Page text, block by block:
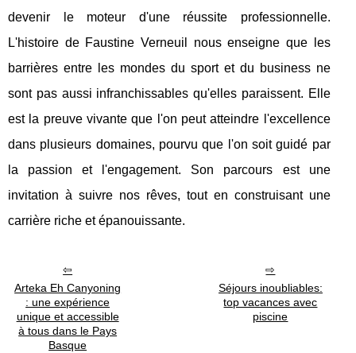
devenir le moteur d'une réussite professionnelle.
L'histoire de Faustine Verneuil nous enseigne que les
barrières entre les mondes du sport et du business ne
sont pas aussi infranchissables qu'elles paraissent. Elle
est la preuve vivante que l'on peut atteindre l'excellence
dans plusieurs domaines, pourvu que l'on soit guidé par
la passion et l'engagement. Son parcours est une
invitation à suivre nos rêves, tout en construisant une
carrière riche et épanouissante.
Arteka Eh Canyoning
: une expérience
unique et accessible
à tous dans le Pays
Basque
Séjours inoubliables:
top vacances avec
piscine